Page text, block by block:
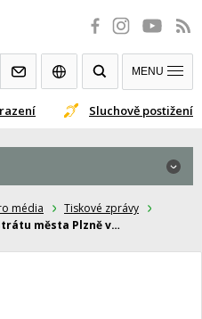
Sluchově postižení
MENU
média
Tiskové zprávy
města Plzně v…